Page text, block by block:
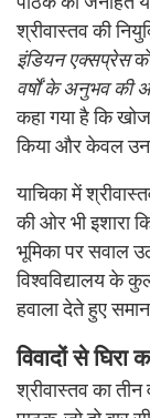
श्रीवास्तव की
इंडियन एक्सप्रेस
वर्षों के अनुभव की
कहा गया है कि
किया और केवल उनके
याचिका में
की ओर भी इशारा
भूमिका पर सवाल
विश्वविद्यालय के
हवाला देते हुए
विवादों से घिरा
श्रीवास्तव का तीन